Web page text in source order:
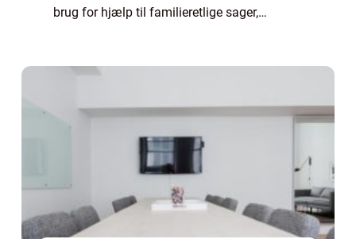
brug for hjælp til familieretlige sager,